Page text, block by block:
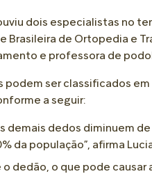
dois especialistas no
Brasileira de Ortopedia e
e professora de
podem ser classificados
a seguir:
demais dedos diminuem
da população”, afirma
o dedão, o que pode